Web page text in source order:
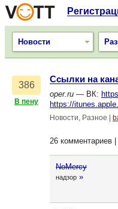
Новости
386
В пену
Ссылки на
oper.ru — ВК:
https://
Новости, Разное
26 комментариев
NoMercy
надзор »